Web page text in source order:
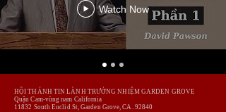
Watch Now
HỘI THÁNH TIN LÀNH TRƯỞNG NHIỆM GARDEN GROVE
Quận Cam-vùng nam California
​11832 South Euclid St, Garden Grove,CA. 92840